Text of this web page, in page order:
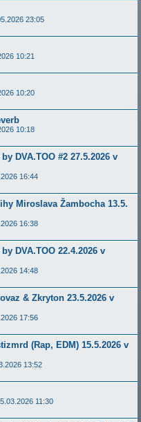
23:05
10:21
10:20
10:18
DVA.TOO #2 27.5.2026 v
16:44
Miroslava Žambocha 13.5.
16:38
DVA.TOO 22.4.2026 v
14:48
& Zkryton 23.5.2026 v
17:56
(Rap, EDM) 15.5.2026 v
13:52
11:30